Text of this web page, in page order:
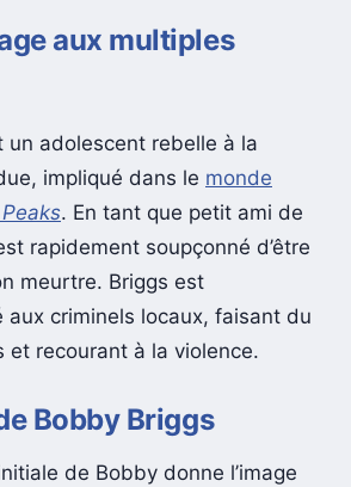
aux multiples
un adolescent rebelle à la
impliqué dans le monde
. En tant que petit ami de
rapidement soupçonné d’être
meurtre. Briggs est
aux criminels locaux, faisant du
et recourant à la violence.
Bobby Briggs
de Bobby donne l’image